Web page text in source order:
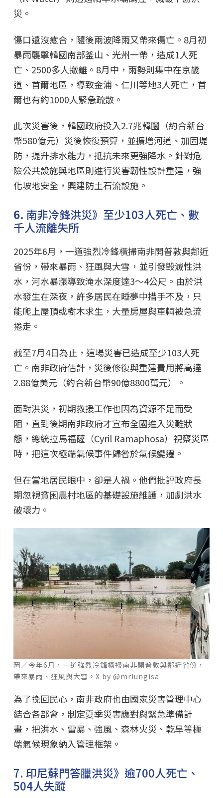
災。
傷口還沒癒合，隨後兩波降雨又帶來傷亡。8月初
暴雨襲擊韓國南部釜山、光州一帶，造成1人死
亡、2500多人撤離。8月中，雨勢則集中在京畿
道、首爾地區，導致金浦、仁川等地3人死亡，首
爾也有約1000人緊急疏散。
此次災害後，韓國政府投入2.7兆韓圜（約合新台
幣580億元）災後恢復預算，並擴增河道、加固堤
防，提升排水能力，抵抗未來更強降水。針對危
險公共設施與地區則進行災害韌性設計重建，強
化坡地安全，興建防土石流設施。
6. 南非冷鋒洪災》至少103人死亡、數
千人流離失所
2025年6月，一道強烈冷鋒橫掃南非開普敦與鄰近
省份，帶來暴雨、狂風與大雪，並引發毀滅性洪
水，河水暴漲導致淹水深度達3～4公尺。由於洪
水發生在深夜，許多居民在睡夢中措手不及，只
能爬上屋頂或樹木求生，大量房屋與車輛被急流
捲走。
截至7月4日為止，這場災害已造成至少103人死
亡。南非政府估計，災後修復與重建費用將高達
2.88億美元（約合新台幣90億8800萬元）。
面對洪災，初期救援工作也因為資源不足而受
阻，直到後期南非政府才宣布全國進入災難狀
態，總統拉馬福薩（Cyril Ramaphosa）視察災區
時，把這次極端氣候事件歸咎於氣候變遷。
但在當地居民眼中，卻是人禍。他們批評政府長
期忽視貧困農村地區的基礎設施維護，加劇洪水
破壞力。
圖／今年6月，一道強烈冷鋒橫掃南非開普敦與鄰近省份，
帶來暴雨、狂風與大雪。X by @mrlungisa
為了挽回民心，南非政府也由國家災害管理中心
結合各部會，制定夏季災害應對與緊急準備計
畫，把洪水、雷暴、強風、森林火災、乾旱等極
端氣候現象納入管理框架。
7. 印尼蘇門答臘洪災》逾700人死亡、
504人失蹤